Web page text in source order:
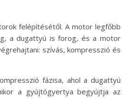
felépítésétől. A motor legfőbb
a dugattyú is forog, és a motor
szívás, kompresszió és
fázisa, ahol a dugattyú
a gyújtógyertya begyújtja az